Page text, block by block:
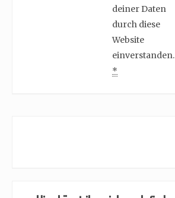
deiner Daten
durch diese
Website
einverstanden.
*